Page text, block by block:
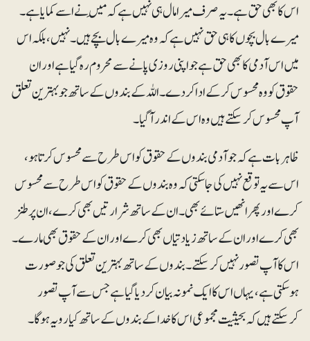
اس کا بھی حق ہے۔ یہ صرف میرا مال ہی نہیں ہے کہ مَیں نے اسے کمایا ہے ۔
میرے بال بچوں کا ہی حق نہیں ہے کہ وہ میرے بال بچے ہیں۔ نہیں، بلکہ اس
میں اس آدمی کا بھی حق ہے جو اپنی روزی پانے سے محروم رہ گیا ہے اور ان
حقوق کو وہ محسوس کر کے ادا کردے۔اللہ کے بندوں کے ساتھ جو بہترین تعلق
آپ محسوس کرسکتے ہیں وہ اس کے اندر آگیا۔
ظاہر بات ہے کہ جو آدمی بندوں کے حقوق کو اس طرح سے محسوس کرتا ہو،
اس سے یہ توقع نہیں کی جاسکتی کہ وہ بندوں کے حقوق کو اس طرح سے محسوس
کرے اور پھر انھیں ستائے بھی۔ ان کے ساتھ شرارتیں بھی کرے، ان پر طنز
بھی کرے اور ان کے ساتھ زیادتیاں بھی کرے اور ان کے حقوق بھی مارے۔
اس کا آپ تصور نہیں کرسکتے۔ بندوں کے ساتھ بہترین تعلق کی جو صورت
ہوسکتی ہے، یہاں اس کا ایک نمونہ بیان کر دیا گیا ہے جس سے آپ تصور
کرسکتے ہیں کہ بحیثیت مجموعی اس کا خدا کے بندوں کے ساتھ کیا رویہ ہوگا۔